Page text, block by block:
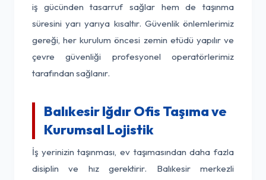
iş gücünden tasarruf sağlar hem de taşınma
süresini yarı yarıya kısaltır. Güvenlik önlemlerimiz
gereği, her kurulum öncesi zemin etüdü yapılır ve
çevre güvenliği profesyonel operatörlerimiz
tarafından sağlanır.
Balıkesir Iğdır Ofis Taşıma ve
Kurumsal Lojistik
İş yerinizin taşınması, ev taşımasından daha fazla
disiplin ve hız gerektirir. Balıkesir merkezli